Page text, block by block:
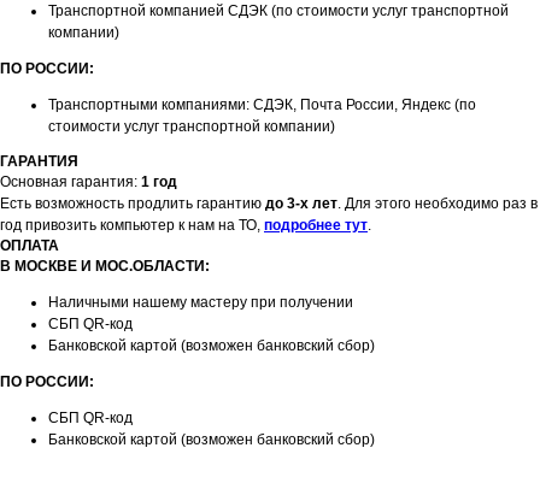
Транспортной компанией СДЭК (по стоимости услуг транспортной
компании)
ПО РОССИИ:
Транспортными компаниями: СДЭК, Почта России, Яндекс (по
стоимости услуг транспортной компании)
ГАРАНТИЯ
Основная гарантия: 1 год
Есть возможность продлить гарантию до 3-х лет. Для этого необходимо раз в
год привозить компьютер к нам на ТО, подробнее тут.
ОПЛАТА
В МОСКВЕ И МОС.ОБЛАСТИ:
Наличными нашему мастеру при получении
СБП QR-код
Банковской картой (возможен банковский сбор)
ПО РОССИИ:
СБП QR-код
Банковской картой (возможен банковский сбор)